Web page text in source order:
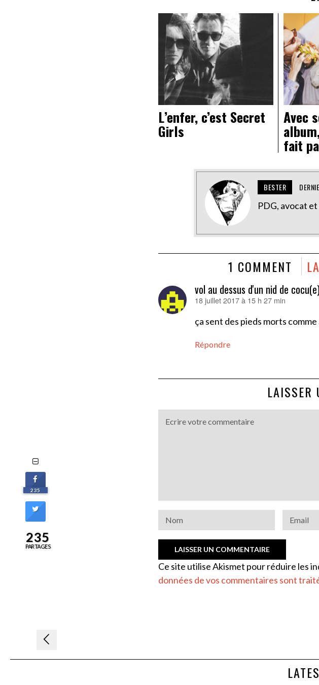
L’enfer, c’est Secret
Girls
Avec
fait
BESTER
PDG, avocat
1 COMMENT
vol au dessus d'un nid de
dit :
18 juillet 2017 à 15 h 27 min
ça sent des pieds morts
Répondre
LAISSER
Ce site utilise Akismet pour réduire les
données de vos commentaires sont
Navigation
de
235
235
PARTAGES